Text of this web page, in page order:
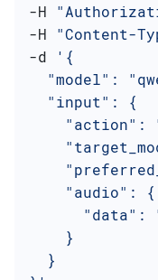
-H
-H "Content-
-d
'{
"model":
  "input": {
"action":
    "audio": {
"data":
    }
  }